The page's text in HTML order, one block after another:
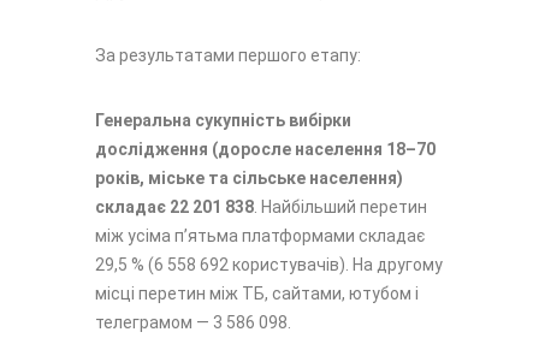
За результатами першого етапу:
Генеральна сукупність вибірки
дослідження (доросле населення 18–70
років, міське та сільське населення)
складає 22 201 838 . Найбільший перетин
між усіма п’ятьма платформами складає
29,5 % (6 558 692 користувачів). На другому
місці перетин між ТБ, сайтами, ютубом і
телеграмом — 3 586 098.